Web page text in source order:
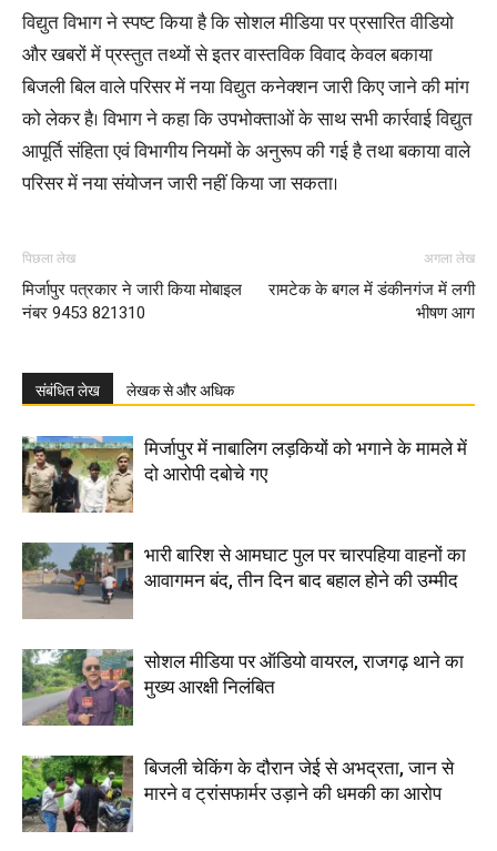
विद्युत विभाग ने स्पष्ट किया है कि सोशल मीडिया पर प्रसारित वीडियो
और खबरों में प्रस्तुत तथ्यों से इतर वास्तविक विवाद केवल बकाया
बिजली बिल वाले परिसर में नया विद्युत कनेक्शन जारी किए जाने की मांग
को लेकर है। विभाग ने कहा कि उपभोक्ताओं के साथ सभी कार्रवाई विद्युत
आपूर्ति संहिता एवं विभागीय नियमों के अनुरूप की गई है तथा बकाया वाले
परिसर में नया संयोजन जारी नहीं किया जा सकता।
पिछला लेख
मिर्जापुर पत्रकार ने जारी किया मोबाइल
नंबर 9453 821310
अगला लेख
रामटेक के बगल में डंकीनगंज में लगी
भीषण आग
संबंधित लेख लेखक से और अधिक
मिर्जापुर में नाबालिग लड़कियों को भगाने के मामले में
दो आरोपी दबोचे गए
भारी बारिश से आमघाट पुल पर चारपहिया वाहनों का
आवागमन बंद, तीन दिन बाद बहाल होने की उम्मीद
सोशल मीडिया पर ऑडियो वायरल, राजगढ़ थाने का
मुख्य आरक्षी निलंबित
बिजली चेकिंग के दौरान जेई से अभद्रता, जान से
मारने व ट्रांसफार्मर उड़ाने की धमकी का आरोप